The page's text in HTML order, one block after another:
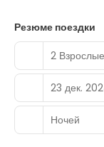
rooms. A
surcharge
to charges) is
Резюме поездки
2 Взрослые
23 дек.
Ночей